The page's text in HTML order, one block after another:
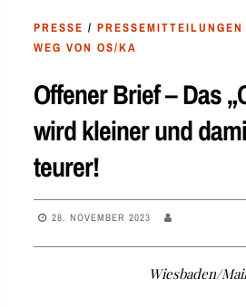
PRESSE / PRESSEMITTEILUNGEN
WEG VON OS/KA
Offener Brief – Das
wird kleiner und
teurer!
28. NOVEMBER 2023
Wiesbaden/